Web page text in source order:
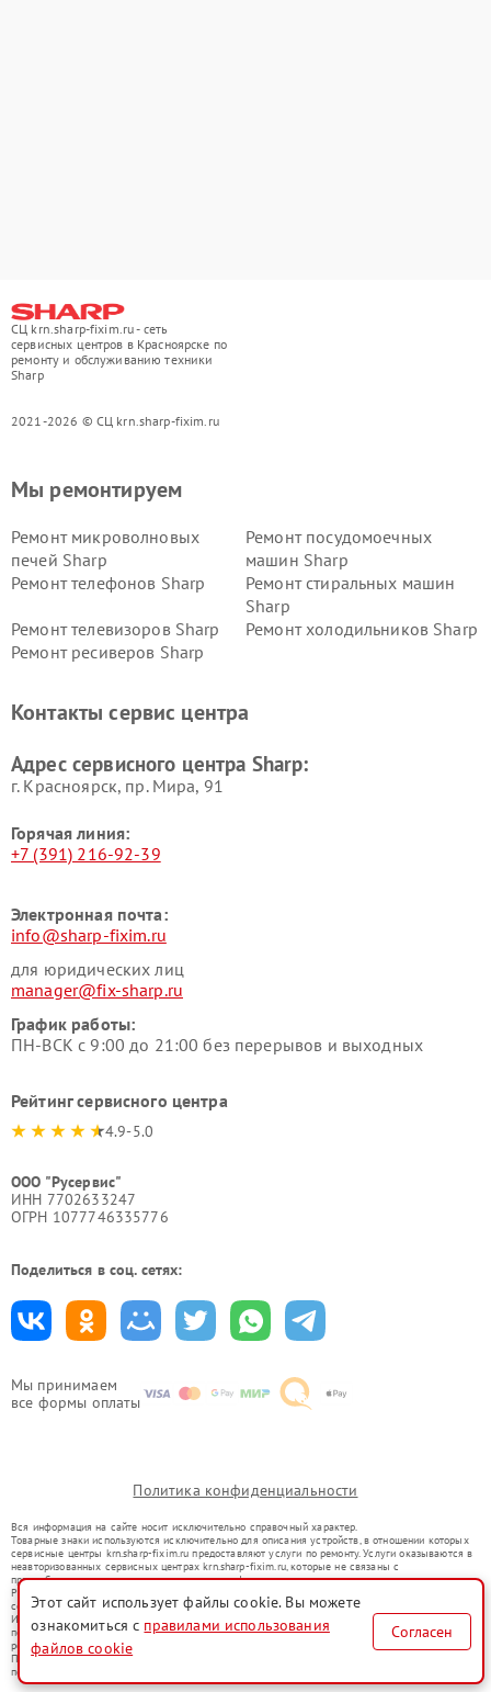
СЦ krn.sharp-fixim.ru - сеть
сервисных центров в Красноярске по
ремонту и обслуживанию техники
Sharp
2021-2026 © СЦ krn.sharp-fixim.ru
Мы принимаем
все формы оплаты
Мы ремонтируем
Ремонт микроволновых
печей Sharp
Ремонт посудомоечных
машин Sharp
Ремонт телефонов Sharp
Ремонт стиральных машин
Sharp
Ремонт телевизоров Sharp
Ремонт холодильников Sharp
Ремонт ресиверов Sharp
Контакты сервис центра
Адрес сервисного центра Sharp:
г. Красноярск, ​пр. Мира, 91
Горячая линия:
+7 (391) 216-92-39
Электронная почта:
info@sharp-fixim.ru
для юридических лиц
manager@fix-sharp.ru
График работы:
ПН-ВСК с 9:00 до 21:00 без перерывов и выходных
Рейтинг сервисного центра
4.9-5.0
ООО "Русервис"
ИНН 7702633247
ОГРН 1077746335776
Поделиться в соц. сетях:
Политика конфиденциальности
Вся информация на сайте носит исключительно справочный характер.
Товарные знаки используются исключительно для описания устройств, в отношении которых
сервисные центры krn.sharp-fixim.ru предоставляют услуги по ремонту. Услуги оказываются в
неавторизованных сервисных центрах krn.sharp-fixim.ru, которые не связаны с
правообладателями товарных знаков или их официальными представителями.
Ремонт осуществляется для устройств, уже введенных в гражданский оборот в соответствии
со статьей 1487 ГК РФ.
Использование товарных знаков не преследует цели индивидуализации услуг или введения
потребителей в заблуждение, а служит для информирования о предоставляемых услугах по
ремонту техники указанных брендов.
Представленная на сайте информация не является публичной офертой, определяемой
положениями Статьи 437(2) Гражданского кодекса РФ
Этот сайт использует файлы cookie. Вы можете
ознакомиться с правилами использования
файлов cookie
Согласен